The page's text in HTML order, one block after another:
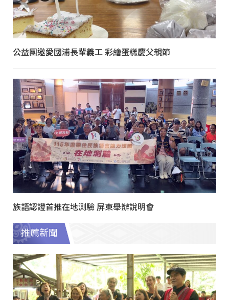
公益團邀愛國浦長輩義工 彩繪蛋糕慶父親節
族語認證首推在地測驗 屏東舉辦說明會
推薦新聞